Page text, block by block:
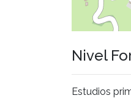
Nivel
Estudios